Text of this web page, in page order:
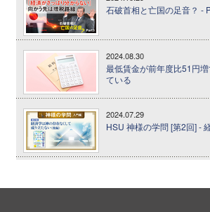
石破首相と亡国の足音？ -
2024.08.30
最低賃金が前年度比51円
ている
2024.07.29
HSU 神様の学問 [第2回] -